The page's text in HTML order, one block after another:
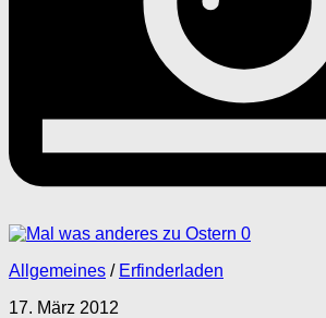
0
Allgemeines / Erfinderladen
17. März 2012